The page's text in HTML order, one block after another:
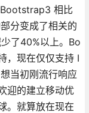
相比
分变成了相关的
了40%以上。Bo
，现在仅仅支持 I
当初刚流行响应
迎的建立移动优
。就算放在现在